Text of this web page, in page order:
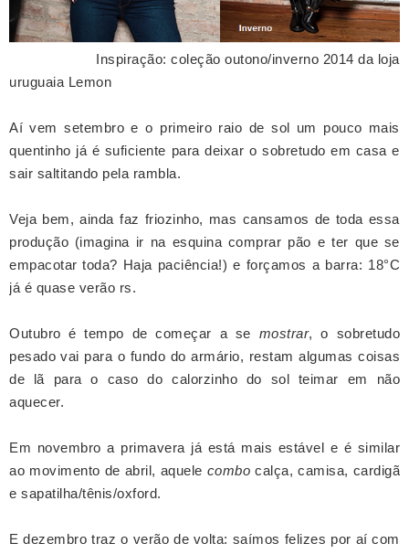
Inspiração: coleção outono/inverno 2014 da loja
uruguaia Lemon
Aí vem setembro e o primeiro raio de sol um pouco mais
quentinho já é suficiente para deixar o sobretudo em casa e
sair saltitando pela rambla.
Veja bem, ainda faz friozinho, mas cansamos de toda essa
produção (imagina ir na esquina comprar pão e ter que se
empacotar toda? Haja paciência!) e forçamos a barra: 18°C
já é quase verão rs.
Outubro é tempo de começar a se mostrar, o sobretudo
pesado vai para o fundo do armário, restam algumas coisas
de lã para o caso do calorzinho do sol teimar em não
aquecer.
Em novembro a primavera já está mais estável e é similar
ao movimento de abril, aquele combo calça, camisa, cardigã
e sapatilha/tênis/oxford.
E dezembro traz o verão de volta: saímos felizes por aí com